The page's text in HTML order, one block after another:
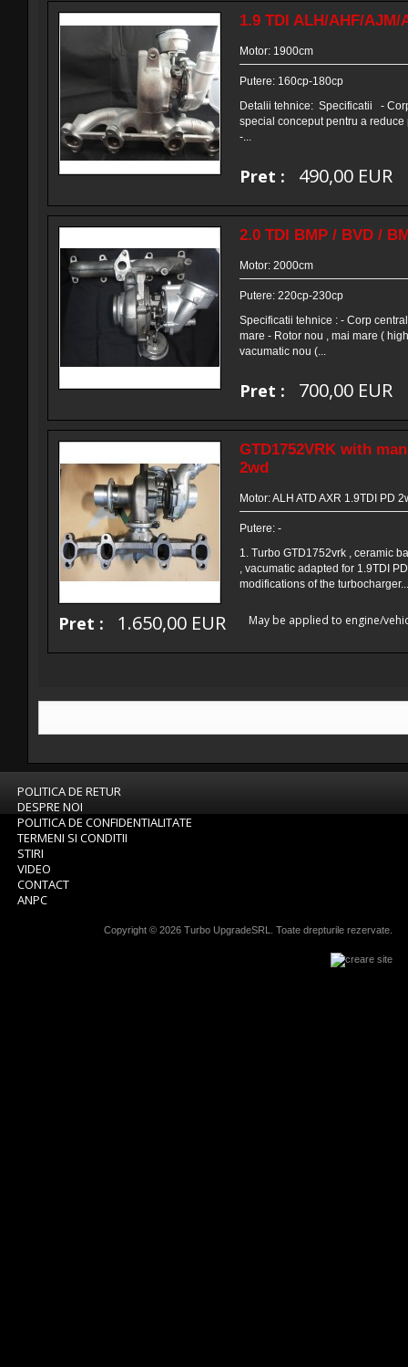
1.9 TDI ALH/AHF/AJM/
Motor: 1900cm
Putere: 160cp-180cp
Detalii tehnice: Specificatii -
special conceput pentru a
-...
Pret : 490,00 EUR
2.0 TDI BMP / BVD /
Motor: 2000cm
Putere: 220cp-230cp
Specificatii tehnice : - Corp
mare - Rotor nou , mai mare (
vacumatic nou (...
Pret : 700,00 EUR
GTD1752VRK with
2wd
Motor: ALH ATD AXR 1.9TDI PD
Putere: -
1. Turbo GTD1752vrk , ceramic
, vacumatic adapted for 1.9TDI
modifications of the turbocharger...
Pret : 1.650,00 EUR May be applied to engine/
POLITICA DE RETUR
DESPRE NOI
POLITICA DE CONFIDENTIALITATE
TERMENI SI CONDITII
STIRI
VIDEO
CONTACT
ANPC
Copyright © 2026 Turbo UpgradeSRL . Toate drepturile rezervate.